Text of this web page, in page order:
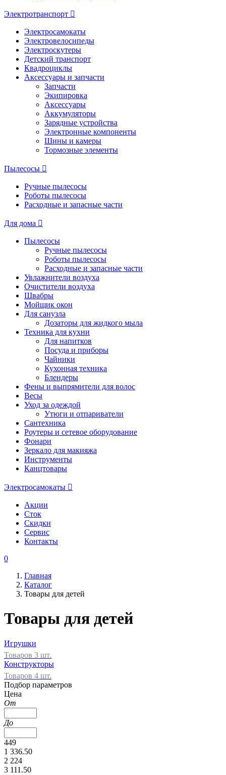
Электротранспорт
Электросамокаты
Электровелосипеды
Электроскутеры
Детский транспорт
Квадроциклы
Аксессуары и запчасти
Запчасти
Экипировка
Аксессуары
Аккумуляторы
Зарядные устройства
Электронные компоненты
Шины и камеры
Тормозные элементы
Пылесосы
Ручные пылесосы
Роботы пылесосы
Расходные и запасные части
Для дома
Пылесосы
Ручные пылесосы
Роботы пылесосы
Расходные и запасные части
Увлажнители воздуха
Очистители воздуха
Швабры
Мойщик окон
Для санузла
Дозаторы для жидкого мыла
Техника для кухни
Для напитков
Посуда и приборы
Чайники
Кухонная техника
Блендеры
Фены и выпрямители для волос
Весы
Уход за одеждой
Утюги и отпариватели
Сантехника
Роутеры и сетевое оборудование
Фонари
Зеркало для макияжа
Инструменты
Канцтовары
Электросамокаты
Акции
Сток
Скидки
Сервис
Контакты
0
Главная
Каталог
Товары для детей
Товары для детей
Игрушки
Товаров 3 шт.
Конструкторы
Товаров 4 шт.
Подбор параметров
Цена
От
До
449
1 336.50
2 224
3 111.50